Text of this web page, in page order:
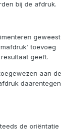
bij de afdruk.
geweest
toevoeg
geeft.
aan de
daarentegen
de oriëntatie